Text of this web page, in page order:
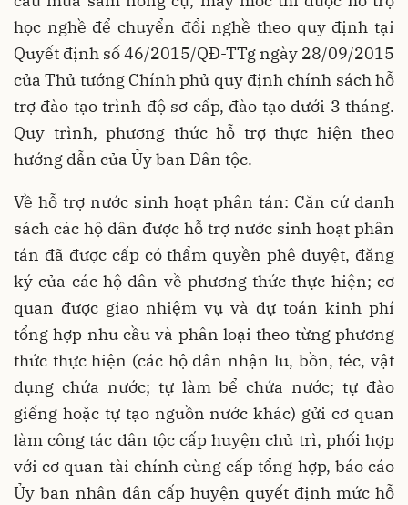
học nghề để chuyển đổi nghề theo quy định tại
Quyết định số 46/2015/QĐ-TTg ngày 28/09/2015
của Thủ tướng Chính phủ quy định chính sách hỗ
trợ đào tạo trình độ sơ cấp, đào tạo dưới 3 tháng.
Quy trình, phương thức hỗ trợ thực hiện theo
hướng dẫn của Ủy ban Dân tộc.
Về hỗ trợ nước sinh hoạt phân tán: Căn cứ danh
sách các hộ dân được hỗ trợ nước sinh hoạt phân
tán đã được cấp có thẩm quyền phê duyệt, đăng
ký của các hộ dân về phương thức thực hiện; cơ
quan được giao nhiệm vụ và dự toán kinh phí
tổng hợp nhu cầu và phân loại theo từng phương
thức thực hiện (các hộ dân nhận lu, bồn, téc, vật
dụng chứa nước; tự làm bể chứa nước; tự đào
giếng hoặc tự tạo nguồn nước khác) gửi cơ quan
làm công tác dân tộc cấp huyện chủ trì, phối hợp
với cơ quan tài chính cùng cấp tổng hợp, báo cáo
Ủy ban nhân dân cấp huyện quyết định mức hỗ